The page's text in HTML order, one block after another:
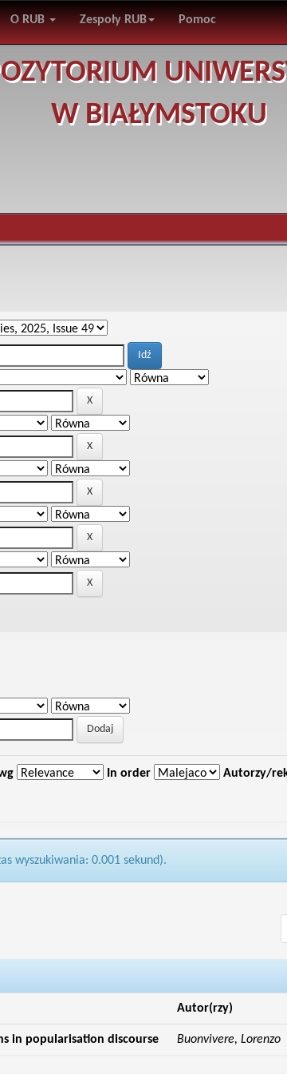
O RUB Zespoły RUB Pomoc
W BIAŁYMSTOKU
In order Autorzy/
wyszukiwania: 0.001 sekund).
Autor(rzy)
in popularisation discourse Buonvivere, Lorenzo